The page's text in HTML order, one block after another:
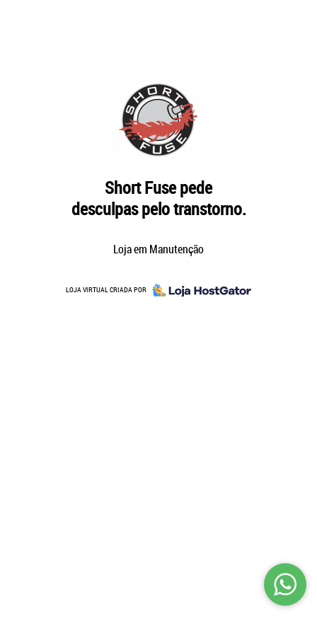
Short Fuse pede
desculpas pelo transtorno.
Loja em Manutenção
LOJA VIRTUAL CRIADA POR